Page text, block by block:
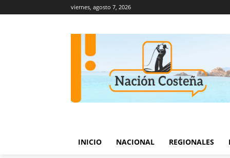
viernes, agosto 7, 2026
INICIO NACIONAL REGIONALES